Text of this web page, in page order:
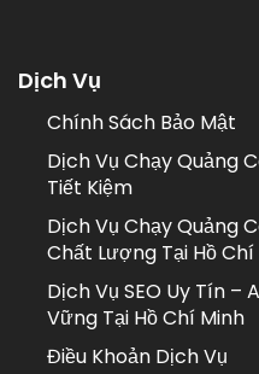
Dịch Vụ
Chính Sách Bảo Mật
Dịch Vụ Chạy Quảng
Tiết Kiệm
Dịch Vụ Chạy Quảng
Chất Lượng Tại Hồ
Dịch Vụ SEO Uy Tín –
Vững Tại Hồ Chí Minh
Điều Khoản Dịch Vụ